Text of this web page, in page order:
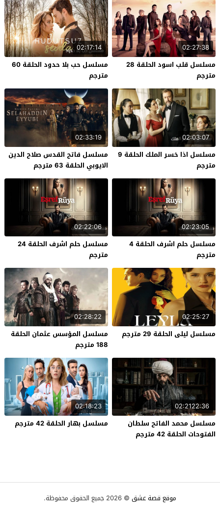
02:27:38
مسلسل قلب اسود الحلقة 28
مترجم
02:17:14
مسلسل حب بلا حدود الحلقة 60
مترجم
02:03:07
مسلسل اذا خسر الملك الحلقة 9
مترجم
02:33:19
مسلسل فاتح القدس صلاح الدين
الايوبي الحلقة 63 مترجم
02:23:05
مسلسل حلم اشرف الحلقة 4
مترجم
02:22:06
مسلسل حلم اشرف الحلقة 24
مترجم
02:25:27
مسلسل ليلى الحلقة 29 مترجم
02:28:22
مسلسل المؤسس عثمان الحلقة
188 مترجم
02:2122:36
مسلسل محمد الفاتح سلطان
الفتوحات الحلقة 42 مترجم
02:18:23
مسلسل بهار الحلقة 42 مترجم
موقع قصة عشق © 2026 جميع الحقوق محفوظة.